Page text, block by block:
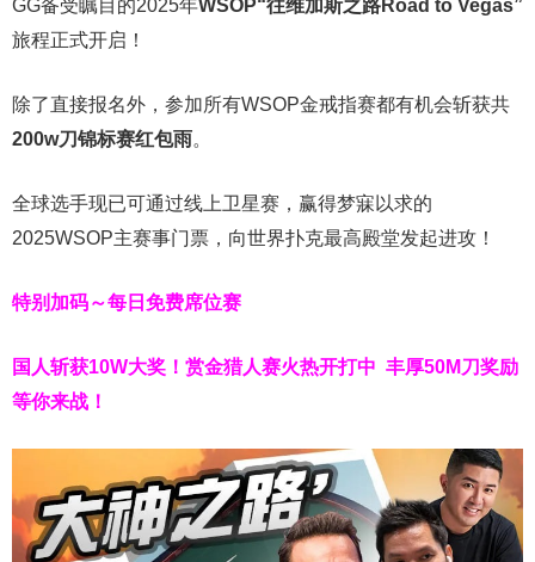
GG备受瞩目的2025年WSOP“往维加斯之路Road to Vegas”
旅程正式开启！
除了直接报名外，参加所有WSOP金戒指赛都有机会斩获共
200w刀锦标赛红包雨。
全球选手现已可通过线上卫星赛，赢得梦寐以求的
2025WSOP主赛事门票，向世界扑克最高殿堂发起进攻！
特别加码～每日免费席位赛
国人斩获10W大奖！ 赏金猎人赛火热开打中 丰厚50M刀奖励
等你来战！